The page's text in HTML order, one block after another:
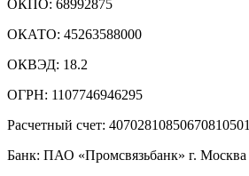
ОКПО: 68992875
ОКАТО: 45263588000
ОКВЭД: 18.2
ОГРН: 1107746946295
Расчетный счет: 40702810850670810501
Банк: ПАО «Промсвязьбанк» г. Москва